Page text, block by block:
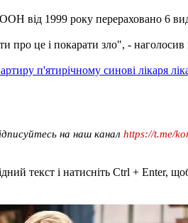
від 1999 року перераховано 6
про це і покарати зло", - наголосив
п'ятирічному синові лікаря
на наш канал https://t.me/
текст і натисніть Ctrl + Enter,